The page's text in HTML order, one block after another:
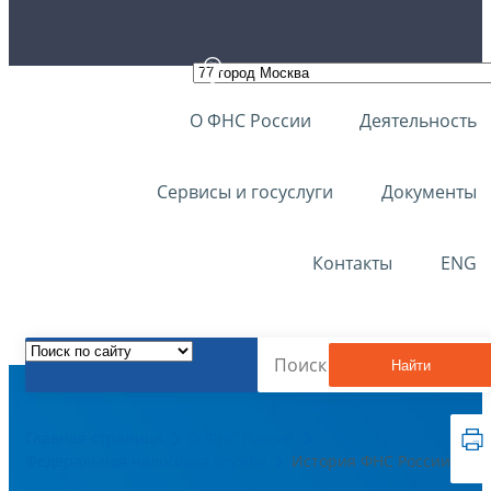
О ФНС России Деятельность
Сервисы и госуслуги Документы
Контакты ENG
Найти
История ФНС России